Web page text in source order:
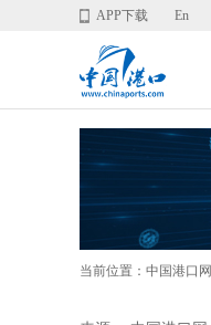
APP下载 En
当前位置： 中国港口网